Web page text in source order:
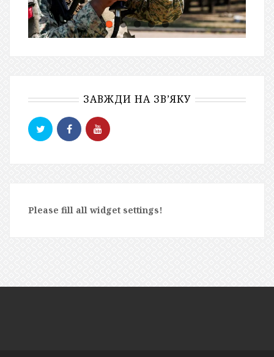
ЗАВЖДИ НА ЗВ’ЯКУ
Please fill all widget settings!